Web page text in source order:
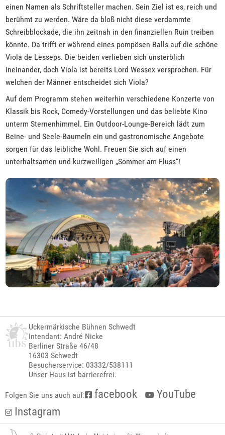
einen Namen als Schriftsteller machen. Sein Ziel ist es, reich und
berühmt zu werden. Wäre da bloß nicht diese verdammte
Schreibblockade, die ihn zeitnah in den finanziellen Ruin treiben
könnte. Da trifft er während eines pompösen Balls auf die schöne
Viola de Lesseps. Die beiden verlieben sich unsterblich
ineinander, doch Viola ist bereits Lord Wessex versprochen. Für
welchen der Männer entscheidet sich Viola?
Auf dem Programm stehen weiterhin verschiedene Konzerte von
Klassik bis Rock, Comedy-Vorstellungen und das beliebte Kino
unterm Sternenhimmel. Ein Outdoor-Lounge-Bereich lädt zum
Beine- und Seele-Baumeln ein und gastronomische Angebote
sorgen für das leibliche Wohl. Freuen Sie sich auf einen
unterhaltsamen und kurzweiligen „Sommer am Fluss“!
Uckermärkische Bühnen Schwedt
Intendant: André Nicke
Berliner Straße 46/48
16303 Schwedt
Besucherservice: 03332/538111
Unser Haus ist barrierefrei.
Folgen Sie uns auch auf: facebook
YouTube
Instagram